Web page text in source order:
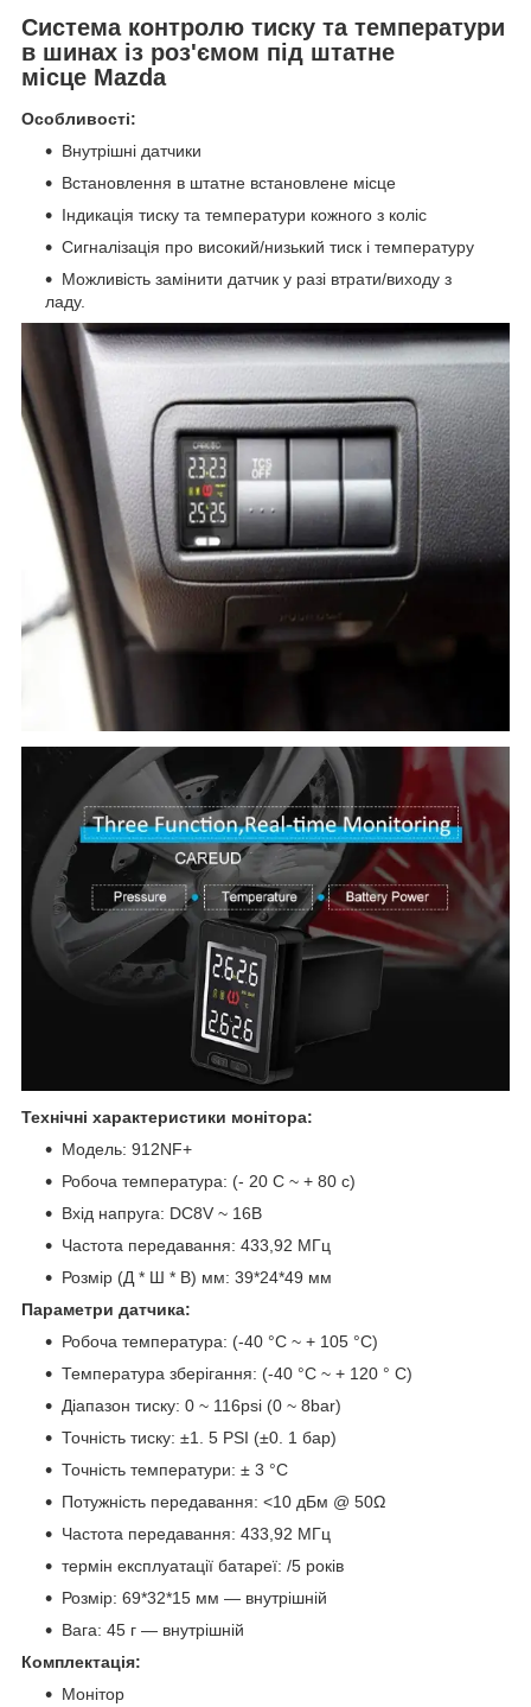
Система контролю тиску та температури
в шинах із роз'ємом під штатне
місце Mazda
Особливості:
Внутрішні датчики
Встановлення в штатне встановлене місце
Індикація тиску та температури кожного з коліс
Сигналізація про високий/низький тиск і температуру
Можливість замінити датчик у разі втрати/виходу з
ладу.
Технічні характеристики монітора:
Модель: 912NF+
Робоча температура: (- 20 C ~ + 80 c)
Вхід напруга: DC8V ~ 16В
Частота передавання: 433,92 МГц
Розмір (Д * Ш * В) мм: 39*24*49 мм
Параметри датчика:
Робоча температура: (-40 °C ~ + 105 °C)
Температура зберігання: (-40 °C ~ + 120 ° C)
Діапазон тиску: 0 ~ 116psi (0 ~ 8bar)
Точність тиску: ±1. 5 PSI (±0. 1 бар)
Точність температури: ± 3 °C
Потужність передавання: <10 дБм @ 50Ω
Частота передавання: 433,92 МГц
термін експлуатації батареї: /5 років
Розмір: 69*32*15 мм — внутрішній
Вага: 45 г — внутрішній
Комплектація:
Монітор